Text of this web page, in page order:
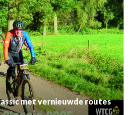
Vasser Heuvelen Classic met vernieuwde routes